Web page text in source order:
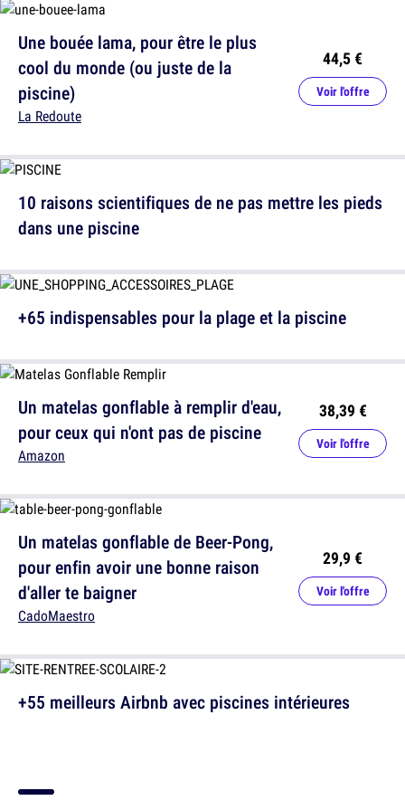
10 raisons scientifiques de ne pas mettre les pieds
dans une piscine
Un matelas gonflable à remplir d'eau,
pour ceux qui n'ont pas de piscine
Amazon
38,39 €
Voir l'offre
+55 meilleurs Airbnb avec piscines intérieures
Une bouée lama, pour être le plus
cool du monde (ou juste de la
piscine)
La Redoute
44,5 €
Voir l'offre
+65 indispensables pour la plage et la piscine
Un matelas gonflable de Beer-Pong,
pour enfin avoir une bonne raison
d'aller te baigner
CadoMaestro
29,9 €
Voir l'offre